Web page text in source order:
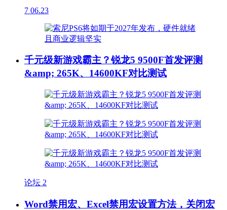
7 06.23
千元级新游戏霸主？锐龙5 9500F首发评测
&amp; 265K、14600KF对比测试
论坛 2
Word禁用宏、Excel禁用宏设置方法，关闭宏